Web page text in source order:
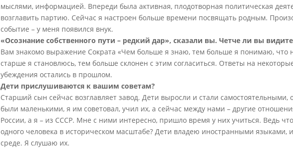
мыслями, информацией. Впереди была активная, плодотворная политическая
возглавить партию. Сейчас я настроен больше времени посвящать родным.
событие – у меня появился внук.
«Осознание собственного пути – редкий дар», сказали вы. Четче ли вы
Вам знакомо выражение Сократа «Чем больше я знаю, тем больше я понимаю, что
старше я становлюсь, тем больше склонен с этим согласиться. Ответы на
убеждения остались в прошлом.
Дети прислушиваются к вашим советам?
Старший сын сейчас возглавляет завод. Дети выросли и стали
были маленькими, я им советовал, учил их, а сейчас между нами – другие
России, а я – из СССР. Мне с ними интересно, пришло время у них учиться. Ведь
одного человека в историческом масштабе? Дети владею иностранными
среде. Я слушаю их.